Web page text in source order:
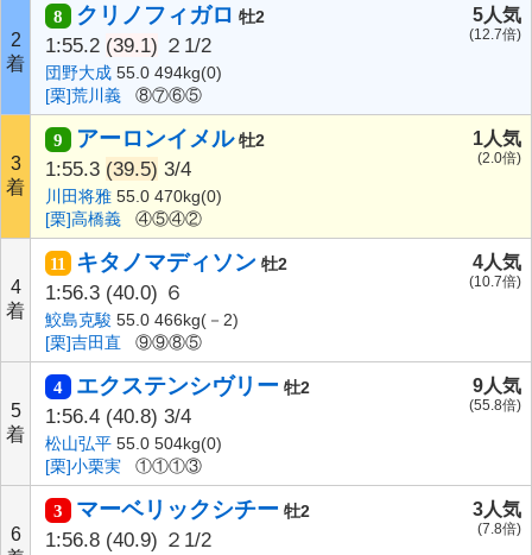
2
着
8 クリノフィガロ 牡2
1:55.2 (39.1) ２1/2
団野大成 55.0 494kg(0)
[栗]荒川義
⑧⑦⑥⑤
5人気
(12.7倍)
3
着
9 アーロンイメル 牡2
1:55.3 (39.5) 3/4
川田将雅 55.0 470kg(0)
[栗]高橋義
④⑤④②
1人気
(2.0倍)
4
着
11 キタノマディソン 牡2
1:56.3 (40.0) ６
鮫島克駿 55.0 466kg(－2)
[栗]吉田直
⑨⑨⑧⑤
4人気
(10.7倍)
5
着
4 エクステンシヴリー 牡2
1:56.4 (40.8) 3/4
松山弘平 55.0 504kg(0)
[栗]小栗実
①①①③
9人気
(55.8倍)
6
3 マーベリックシチー 牡2
1:56.8 (40.9) ２1/2
3人気
(7.8倍)